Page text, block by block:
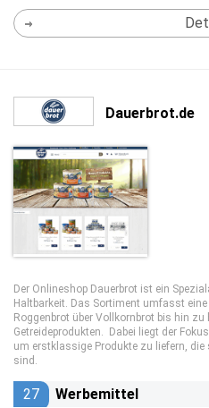
Dauerbrot.de
Der Onlineshop Dauerbrot ist ein
Haltbarkeit. Das Sortiment umfasst
Roggenbrot über Vollkornbrot bis hin
Getreideprodukten. Dabei liegt der
um erstklassige Produkte zu liefern,
sind.
27 Werbemittel